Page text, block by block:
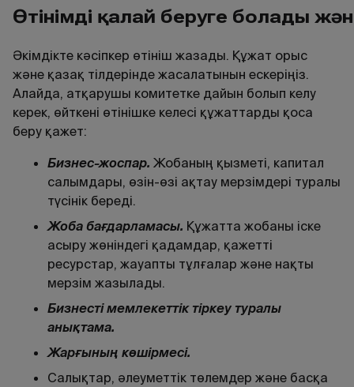
Өтінімді қалай беруге болады жә
Әкімдікте кәсіпкер өтініш жазады. Құжат орыс
және қазақ тілдерінде жасалатынын ескеріңіз.
Алайда, атқарушы комитетке дайын болып келу
керек, өйткені өтінішке келесі құжаттарды қоса
беру қажет:
Бизнес-жоспар. Жобаның қызметі, капитал
салымдары, өзін-өзі ақтау мерзімдері туралы
түсінік береді.
Жоба бағдарламасы. Құжатта жобаны іске
асыру жөніндегі қадамдар, қажетті
ресурстар, жауапты тұлғалар және нақты
мерзім жазылады.
Бизнесті мемлекеттік тіркеу туралы
анықтама.
Жарғының көшірмесі.
Салықтар, әлеуметтік төлемдер және басқа